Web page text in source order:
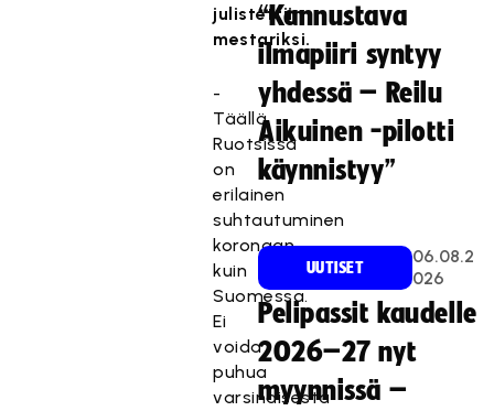
julistettiin
mestariksi.
-
Täällä
Ruotsissa
on
erilainen
suhtautuminen
koronaan
kuin
Suomessa.
Ei
voida
puhua
varsinaisesta
“Kannustava
ilmapiiri syntyy
yhdessä – Reilu
Aikuinen -pilotti
käynnistyy”
UUTISET
06.08.2
026
Pelipassit kaudelle
2026–27 nyt
myynnissä –